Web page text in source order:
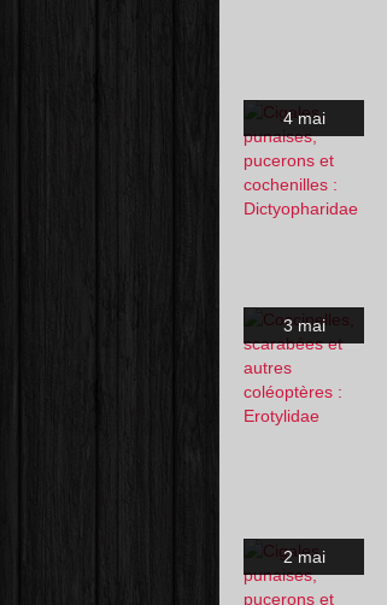
4 mai
3 mai
2 mai